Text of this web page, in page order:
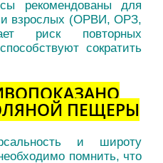
рекомендованы для
взрослых (ОРВИ, ОРЗ,
риск повторных
сократить
ПЕЩЕРЫ
и широту
помнить, что